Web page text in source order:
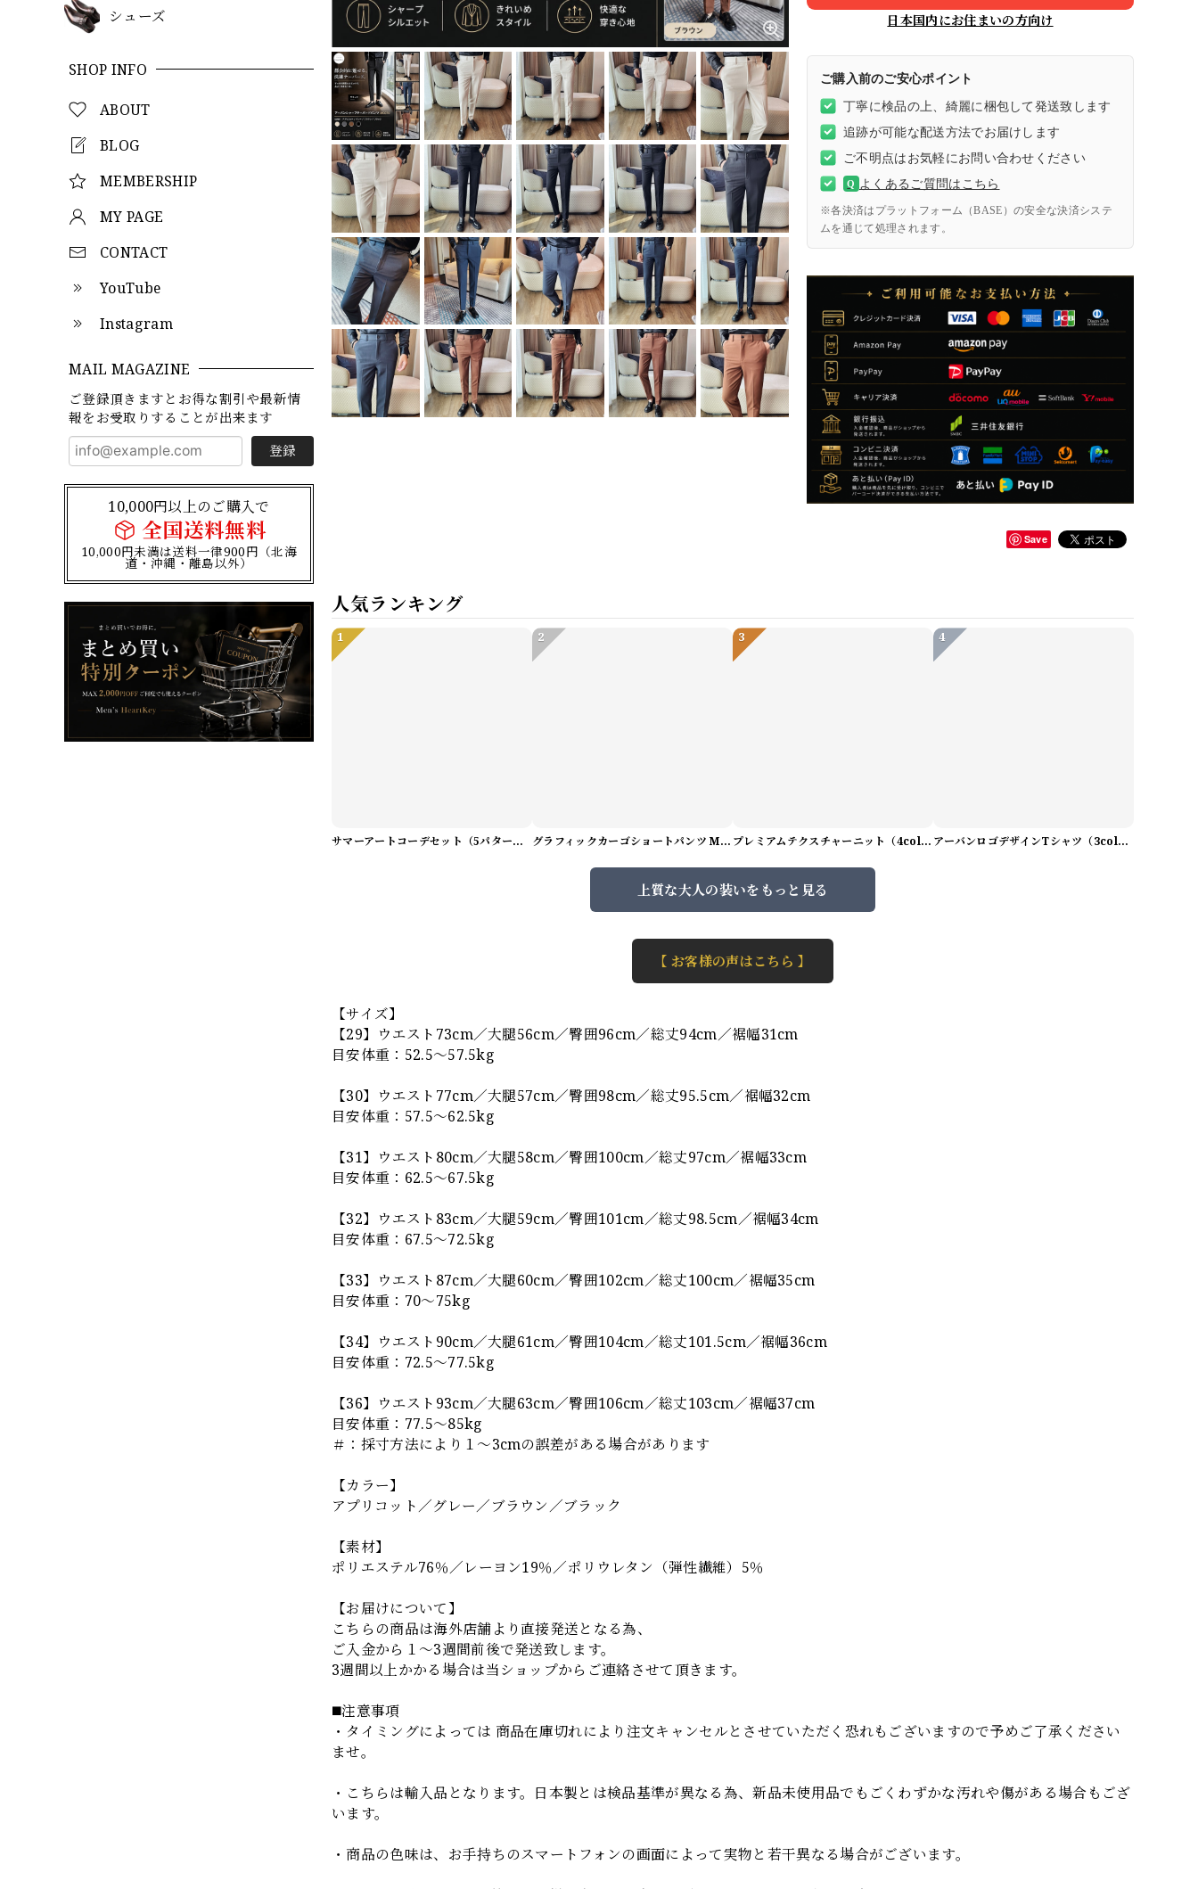
シューズ
SHOP INFO
ABOUT
BLOG
MEMBERSHIP
MY PAGE
CONTACT
YouTube
Instagram
MAIL MAGAZINE
ご登録頂きますとお得な割引や最新情
報をお受取りすることが出来ます
登録
10,000円以上のご購入で
全国送料無料
10,000円未満は送料一律900円（北海
道・沖縄・離島以外）
日本国内にお住まいの方向け
ご購入前のご安心ポイント
丁寧に検品の上、綺麗に梱包して発送致します
追跡が可能な配送方法でお届けします
ご不明点はお気軽にお問い合わせください
Q よくあるご質問はこちら
※各決済はプラットフォーム（BASE）の安全な決済システ
ムを通じて処理されます。
Save
人気ランキング
1
サマーアートコーデセット（5パターン） M1048
2
グラフィックカーゴショートパンツ M1029
3
プレミアムテクスチャーニット（4color） M0971
4
アーバンロゴデザインTシャツ（3color） M0984
上質な大人の装いをもっと見る
【 お客様の声はこちら 】
【サイズ】
【29】ウエスト73cm／大腿56cm／臀囲96cm／総丈94cm／裾幅31cm
目安体重：52.5〜57.5kg
【30】ウエスト77cm／大腿57cm／臀囲98cm／総丈95.5cm／裾幅32cm
目安体重：57.5〜62.5kg
【31】ウエスト80cm／大腿58cm／臀囲100cm／総丈97cm／裾幅33cm
目安体重：62.5〜67.5kg
【32】ウエスト83cm／大腿59cm／臀囲101cm／総丈98.5cm／裾幅34cm
目安体重：67.5〜72.5kg
【33】ウエスト87cm／大腿60cm／臀囲102cm／総丈100cm／裾幅35cm
目安体重：70〜75kg
【34】ウエスト90cm／大腿61cm／臀囲104cm／総丈101.5cm／裾幅36cm
目安体重：72.5〜77.5kg
【36】ウエスト93cm／大腿63cm／臀囲106cm／総丈103cm／裾幅37cm
目安体重：77.5〜85kg
＃：採寸方法により１～3cmの誤差がある場合があります
【カラー】
アプリコット／グレー／ブラウン／ブラック
【素材】
ポリエステル76％／レーヨン19％／ポリウレタン（弾性繊維）5％
【お届けについて】
こちらの商品は海外店舗より直接発送となる為、
ご入金から１～3週間前後で発送致します。
3週間以上かかる場合は当ショップからご連絡させて頂きます。
◼️注意事項
・タイミングによっては 商品在庫切れにより注文キャンセルとさせていただく恐れもございますので予めご了承ください
ませ。
・こちらは輸入品となります。日本製とは検品基準が異なる為、新品未使用品でもごくわずかな汚れや傷がある場合もござ
います。
・商品の色味は、お手持ちのスマートフォンの画面によって実物と若干異なる場合がございます。